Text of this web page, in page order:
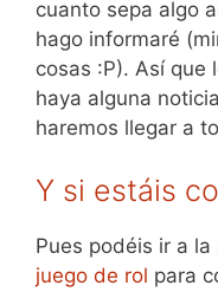
cuanto sepa algo
hago informaré
cosas :P). Así que
haya alguna
haremos llegar a
Y si estáis
Pues podéis ir a la
juego de rol para